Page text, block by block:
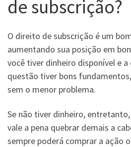
de subscrição?
O direito de subscrição é um
aumentando sua posição em
você tiver dinheiro disponível e a
questão tiver bons
sem o menor problema.
Se não tiver dinheiro,
vale a pena quebrar demais a
sempre poderá comprar a ação